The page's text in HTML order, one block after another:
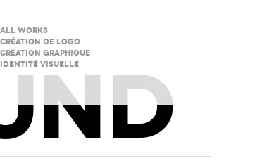
All Works
Création de logo
Création graphique
Identité visuelle